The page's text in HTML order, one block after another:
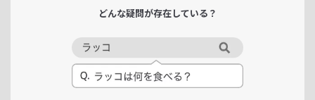
どんな疑問が存在している？